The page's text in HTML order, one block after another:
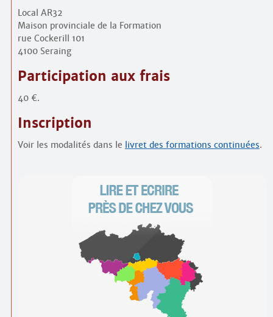
Local AR32
Maison provinciale de la Formation
rue Cockerill 101
4100 Seraing
Participation aux frais
40 €.
Inscription
Voir les modalités dans le livret des formations continuées.